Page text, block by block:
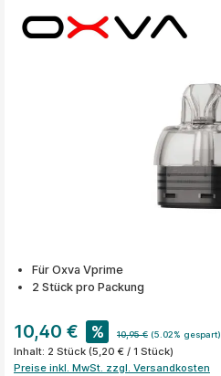
Für Oxva Vprime
2 Stück pro Packung
10,40 € % 10,95 € (5.02% gespart)
Inhalt: 2 Stück (5,20 € / 1 Stück)
Preise inkl. MwSt. zzgl. Versandkosten